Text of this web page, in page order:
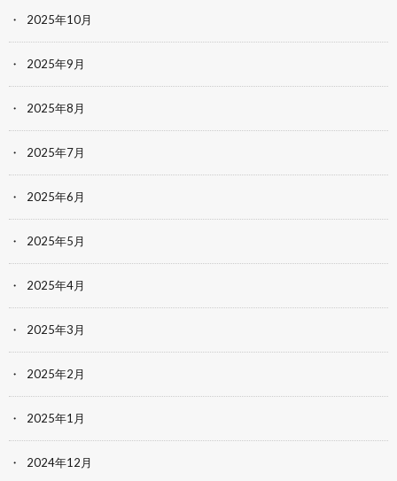
2025年10月
2025年9月
2025年8月
2025年7月
2025年6月
2025年5月
2025年4月
2025年3月
2025年2月
2025年1月
2024年12月